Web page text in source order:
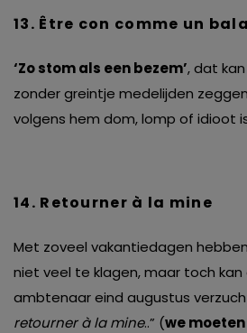
13. Être con comme un
‘Zo stom als een bezem’, dat
zonder greintje medelijden
volgens hem dom, lomp of idioot
14. Retourner à la mine
Met zoveel vakantiedagen
niet veel te klagen, maar toch kan
ambtenaar eind augustus
retourneràla mine..” (we